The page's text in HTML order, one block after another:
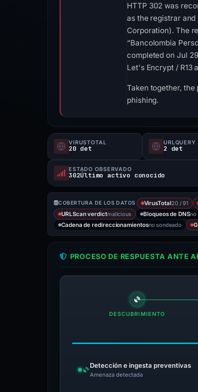
HTTP 302 was
as the registrar and
Corporation). The
“Bancolombia
completed on Jul
Let's Encrypt / R13
Taken together,
phishing.
VIRUSTOTAL
20 det
URLQUERY
2 det
ESTADO OBSERVADO
302Último activo conocido
COBERTURA DE LOS DATOS VirusTotal20 / 91
URLScan verdictmalicious Bloqueos de DNSno
Cadena de redireccionamientosno sondeado
PROCESO DE RESPUESTA ANTE
DESCUBRIMIENTO
Detección e ingesta preventivas
Amenaza detectada